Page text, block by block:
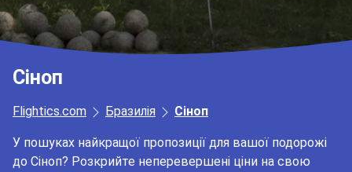
Сіноп
Flightics.com Бразилія Сіноп
У пошуках найкращої пропозиції для вашої подорожі
до Сіноп? Розкрийте неперевершені ціни на свою